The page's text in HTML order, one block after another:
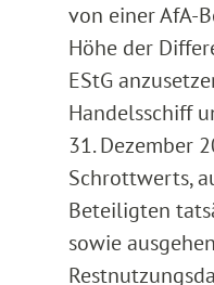
von einer AfA-
Höhe der
EStG
Handelsschiff
31. Dezember
Schrottwerts,
Beteiligten
sowie